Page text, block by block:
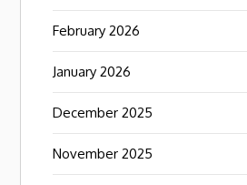
February 2026
January 2026
December 2025
November 2025